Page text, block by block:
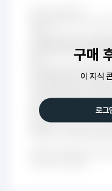
구매
이 지식
로그